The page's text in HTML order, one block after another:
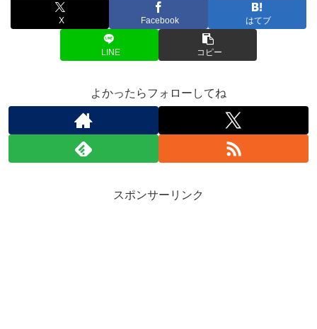
X Facebook はてブ
LINE コピー
よかったらフォローしてね
スポンサーリンク